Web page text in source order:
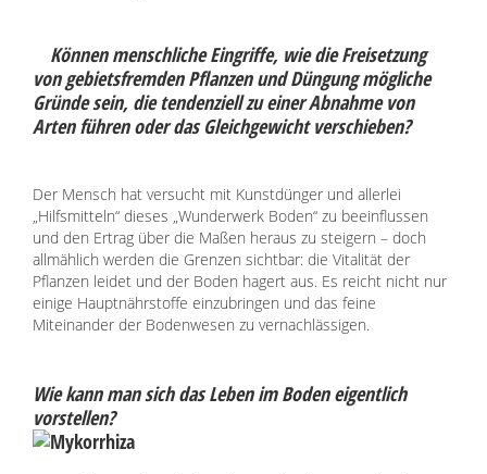
Können menschliche Eingriffe, wie die Freisetzung
von gebietsfremden Pflanzen und Düngung mögliche
Gründe sein, die tendenziell zu einer Abnahme von
Arten führen oder das Gleichgewicht verschieben?
Der Mensch hat versucht mit Kunstdünger und allerlei
„Hilfsmitteln“ dieses „Wunderwerk Boden“ zu beeinflussen
und den Ertrag über die Maßen heraus zu steigern – doch
allmählich werden die Grenzen sichtbar: die Vitalität der
Pflanzen leidet und der Boden hagert aus. Es reicht nicht nur
einige Hauptnährstoffe einzubringen und das feine
Miteinander der Bodenwesen zu vernachlässigen.
Wie kann man sich das Leben im Boden eigentlich
vorstellen?